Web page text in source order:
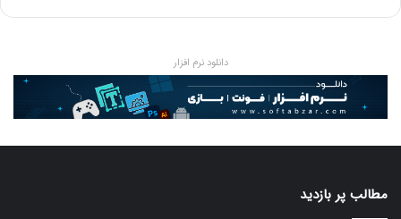
دانلود نرم افزار
مطالب پر بازدید